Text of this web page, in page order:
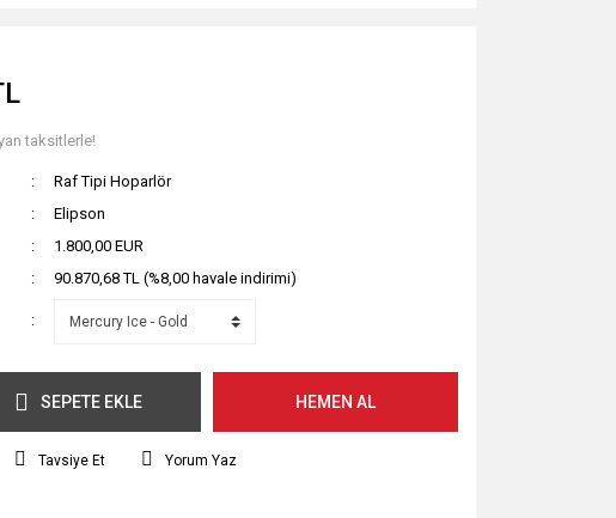
taksitlerle!
Raf Tipi Hoparlör
Elipson
1.800,00 EUR
90.870,68 TL (%8,00 havale indirimi)
SEPETE EKLE HEMEN AL
Tavsiye Et Yorum Yaz